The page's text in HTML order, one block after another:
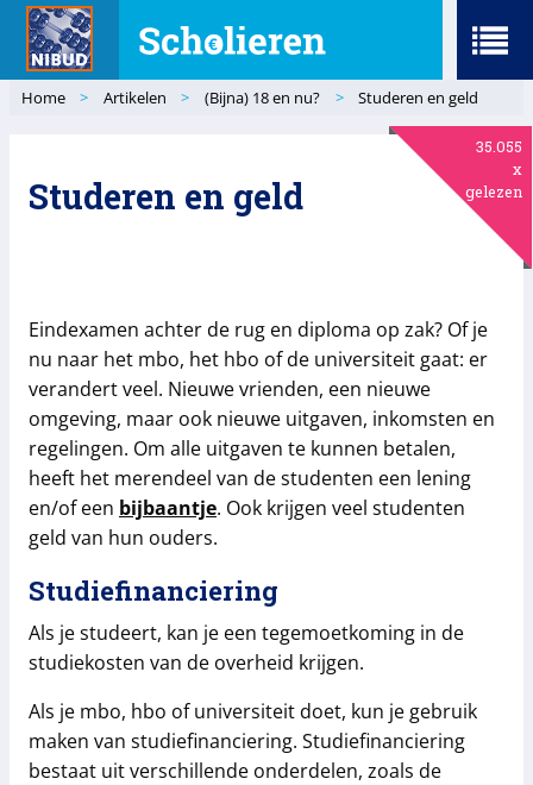
Menu
Home > Artikelen > (Bijna) 18 en nu? > Studeren en geld
35.055
x
gelezen
Studeren en geld
Eindexamen achter de rug en diploma op zak? Of je
nu naar het mbo, het hbo of de universiteit gaat: er
verandert veel. Nieuwe vrienden, een nieuwe
omgeving, maar ook nieuwe uitgaven, inkomsten en
regelingen. Om alle uitgaven te kunnen betalen,
heeft het merendeel van de studenten een lening
en/of een bijbaantje. Ook krijgen veel studenten
geld van hun ouders.
Studiefinanciering
Als je studeert, kan je een tegemoetkoming in de
studiekosten van de overheid krijgen.
Als je mbo, hbo of universiteit doet, kun je gebruik
maken van studiefinanciering. Studiefinanciering
bestaat uit verschillende onderdelen, zoals de